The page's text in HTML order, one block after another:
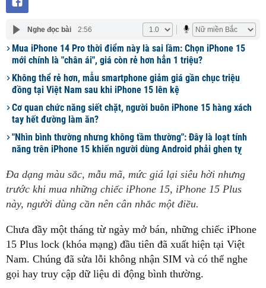
Nghe đọc bài 2:56
Mua iPhone 14 Pro thời điểm này là sai lầm: Chọn iPhone 15
mới chính là "chân ái", giá còn rẻ hơn hẳn 1 triệu?
Không thể rẻ hơn, mẫu smartphone giảm giá gần chục triệu
đồng tại Việt Nam sau khi iPhone 15 lên kệ
Cơ quan chức năng siết chặt, người buôn iPhone 15 hàng xách
tay hết đường làm ăn?
"Nhìn bình thường nhưng không tầm thường": Đây là loạt tính
năng trên iPhone 15 khiến người dùng Android phải ghen tỵ
Đa dạng màu sắc, mẫu mã, mức giá lại siêu hời nhưng
trước khi mua những chiếc iPhone 15, iPhone 15 Plus
này, người dùng cần nên cân nhắc một điều.
Chưa đầy một tháng từ ngày mở bán, những chiếc iPhone
15 Plus lock (khóa mạng) đầu tiên đã xuất hiện tại Việt
Nam. Chúng đã sửa lỗi không nhận SIM và có thể nghe
gọi hay truy cập dữ liệu di động bình thường.